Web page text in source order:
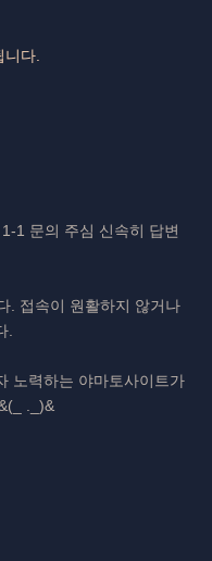
다.
1 문의 주심 신속히 답변
. 접속이 원활하지 않거나
.
노력하는 야마토사이트가
._)&